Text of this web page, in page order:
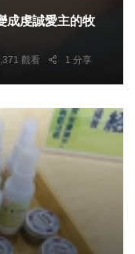
成虔誠愛主的牧
觀看 1 分享